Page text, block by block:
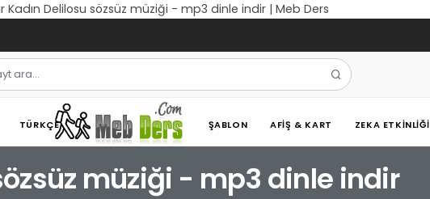
Delilosu sözsüz müziği - mp3 dinle indir | Meb Ders
TÜRKÇE ŞABLON AFIŞ & KART ZEKA ETKINLIĞI
müziği - mp3 dinle indir